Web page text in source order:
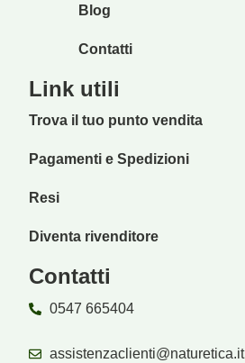
Blog
Contatti
Link utili
Trova il tuo punto vendita
Pagamenti e Spedizioni
Resi
Diventa rivenditore
Contatti
0547 665404
assistenzaclienti@naturetica.it